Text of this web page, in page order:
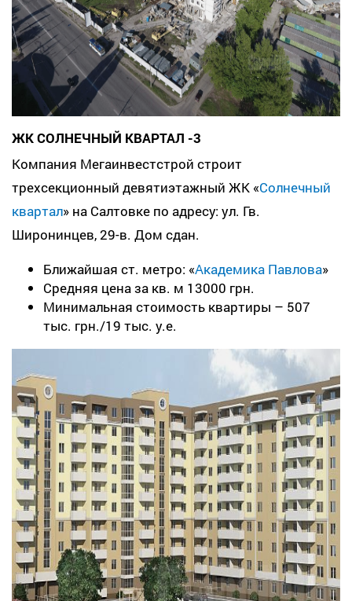
ЖК СОЛНЕЧНЫЙ КВАРТАЛ -3
Компания Мегаинвестстрой строит
трехсекционный девятиэтажный ЖК «Солнечный
квартал» на Салтовке по адресу: ул. Гв.
Широнинцев, 29-в. Дом сдан.
Ближайшая ст. метро: «Академика Павлова»
Средняя цена за кв. м 13000 грн.
Минимальная стоимость квартиры – 507
тыс. грн./19 тыс. у.е.